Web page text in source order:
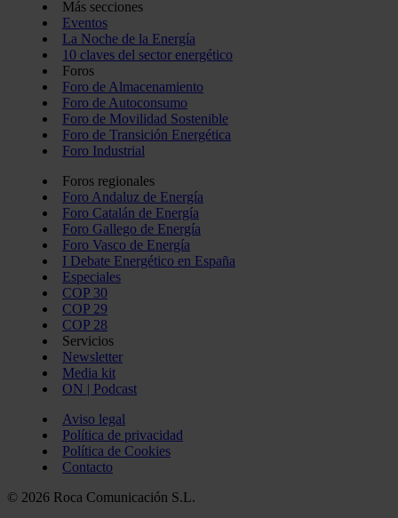
Más secciones
Eventos
La Noche de la Energía
10 claves del sector energético
Foros
Foro de Almacenamiento
Foro de Autoconsumo
Foro de Movilidad Sostenible
Foro de Transición Energética
Foro Industrial
Foros regionales
Foro Andaluz de Energía
Foro Catalán de Energía
Foro Gallego de Energía
Foro Vasco de Energía
I Debate Energético en España
Especiales
COP 30
COP 29
COP 28
Servicios
Newsletter
Media kit
ON | Podcast
Aviso legal
Política de privacidad
Política de Cookies
Contacto
© 2026 Roca Comunicación S.L.